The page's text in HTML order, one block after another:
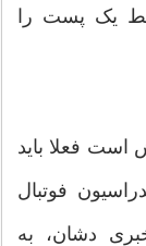
یک ‏پست را
است فعلا باید
فوتبال
دشان، به